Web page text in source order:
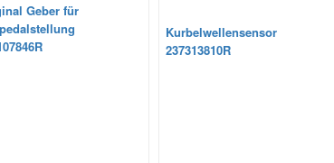
Geber für
Kurbelwellensensor
237313810R